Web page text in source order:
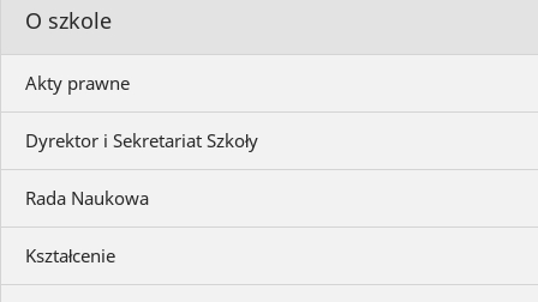
O szkole
Akty prawne
Dyrektor i Sekretariat Szkoły
Rada Naukowa
Kształcenie